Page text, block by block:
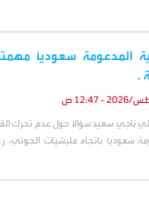
المدعومة سعودياً
.
سعيد سؤالاً حول عدم تحرك
سعودياً باتجاه مليشيات الحوثي،